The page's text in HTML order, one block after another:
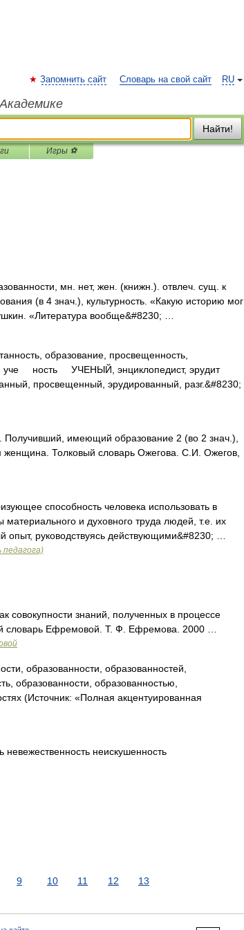
RU
Запомнить сайт Словарь на свой сайт
Найти!
Игры ⚽
мн. нет, жен. (книжн.). отвлеч. сущ. к
(в 4 знач.), культурность. «Какую историю мог
«Литература вообще&#8230; …
образование, просвещенность,
уче ность УЧЕНЫЙ, энциклопедист, эрудит
просвещенный, эрудированный, разг.&#8230;
имеющий образование 2 (во 2 знач.),
Толковый словарь Ожегова. С.И. Ожегов,
способность человека использовать в
и духовного труда людей, т.е. их
опыт, руководствуясь действующими&#8230; …
педагога)
совокупности знаний, полученных в процессе
словарь Ефремовой. Т. Ф. Ефремова. 2000 …
образованности, образованностей,
образованности, образованностью,
(Источник: «Полная акцентуированная
неискушенность
9 10 11 12 13